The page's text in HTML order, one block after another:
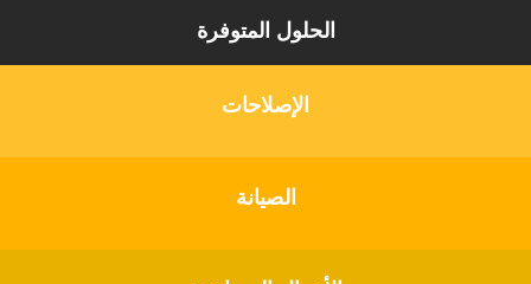
الحلول المتوفرة
الإصلاحات
الصيانة